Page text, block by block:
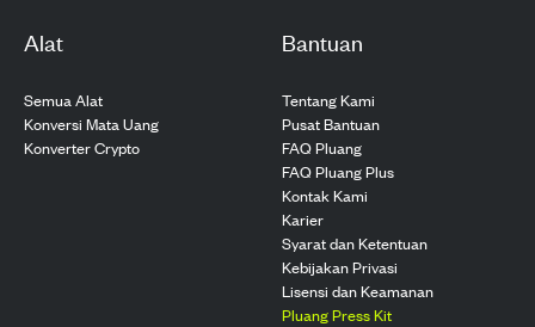
Alat
Semua Alat
Konversi Mata Uang
Konverter Crypto
Bantuan
Tentang Kami
Pusat Bantuan
FAQ Pluang
FAQ Pluang Plus
Kontak Kami
Karier
Syarat dan Ketentuan
Kebijakan Privasi
Lisensi dan Keamanan
Pluang Press Kit